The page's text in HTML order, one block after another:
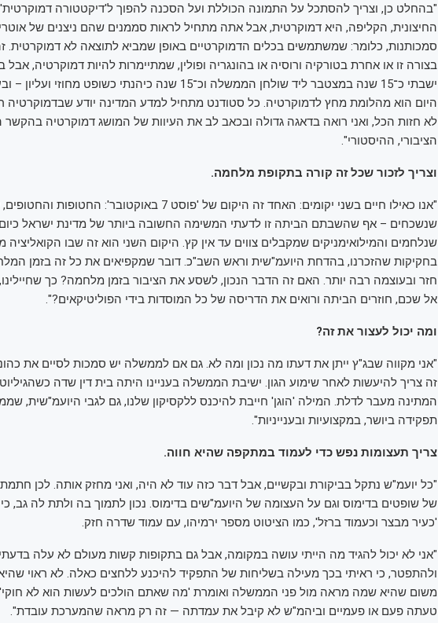
"בהחלט כן, וצריך להסתכל על התמונה הכוללת ועל הסכנה להפוך ל'דיקטטורה
החיצונית, הקליפה, היא דמוקרטית, אבל אתה מתחיל לראות סממנים שהם ניצנים של
סמכותנות, כלומר: שמשתמשים בכלים הדמוקרטיים באופן שמביא לתוצאה לא דמוקרטית.
בצורה זו או אחרת בטורקיה ורוסיה או בהונגריה ופולין, שמתיימרות להיות דמוקרטיה, אבל
ישבתי כ־15 שנה במצטבר ליד שולחן הממשלה וכ־15 שנה כיהנתי כשופט
היום הוא מהלומת מחץ לדמוקרטיה. כל סטודנט מתחיל למדע המדינה יודע שבדמוקרטיה
לא חזות הכל, ואני רואה בדאגה גדולה ובכאב לב את העיוות של המושג דמוקרטיה בהקשר
הציבורי, ההיסטורי".
וצריך לזכור שכל זה קורה בתקופת מלחמה.
"אנו כאילו חיים בשני יקומים: האחד זה היקום של 'פוסט 7 באוקטובר':
שנשכחים – אף שהשבתם הביתה זו לדעתי המשימה החשובה ביותר של מדינת ישראל
שנלחמים והמילואימניקים שמקבלים צווים עד אין קץ. היקום השני הוא זה שבו
בחקיקות שהזכרנו, בהדחת היועמ"שית וראש השב"כ. דובר שמקפיאים את כל זה בזמן
חזר ובעוצמה רבה יותר. האם זה הדבר הנכון, לשסע את הציבור בזמן מלחמה? כך
אל שכם, חוזרים הביתה ורואים את הדריסה של כל המוסדות בידי הפוליטיקאים?".
ומה יכול לעצור את זה?
"אני מקווה שבג"ץ ייתן את דעתו מה נכון ומה לא. גם אם לממשלה יש סמכות לסיים את
זה צריך להיעשות לאחר שימוע הגון. ישיבת הממשלה בעניינו היתה בית דין שדה
המתינה מעבר לדלת. המילה 'הוגן' חייבת להיכנס ללקסיקון שלנו, גם לגבי היועמ"שית,
תפקידה ביושר, במקצועיות ובענייניות".
צריך תעצומות נפש כדי לעמוד במתקפה שהיא חווה.
"כל יועמ"ש נתקל בביקורת ובקשיים, אבל דבר כזה עוד לא היה, ואני מחזק אותה. לכן
של שופטים בדימוס וגם על העצומה של היועמ"שים בדימוס. נכון לתמוך בה ולתת לה גב,
'כעיר מבצר וכעמוד ברזל', כמו הציטוט מספר ירמיהו, עם עמוד שדרה חזק.
"אני לא יכול להגיד מה הייתי עושה במקומה, אבל גם בתקופות קשות מעולם לא עלה
ולהתפטר, כי ראיתי בכך מעילה בשליחות של התפקיד להיכנע ללחצים כאלה. לא ראוי
משום שהיא שמה מראה מול פני הממשלה ואומרת 'מה שאתם הולכים לעשות הוא לא
טעתה פעם או פעמיים וביהמ"ש לא קיבל את עמדתה — זה רק מראה שהמערכת עובדת".